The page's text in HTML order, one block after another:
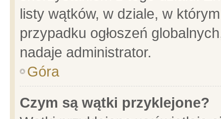
listy wątków, w dziale, w
przypadku ogłoszeń
nadaje administrator.
Góra
Czym są wątki przyklejone?